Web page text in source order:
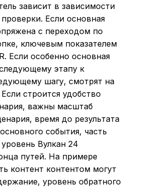
зависит в зависимости
Если основная
с переходом по
ключевым показателем
Если особенно основная
этапу к
шагу, смотрят на
строится удобство
важны масштаб
время до результата
события, часть
Вулкан 24
путей. На примере
контент контентом могут
уровень обратного